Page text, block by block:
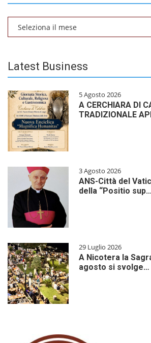
Latest Business
5 Agosto 2026
A CERCHIARA DI
TRADIZIONALE
3 Agosto 2026
ANS-Città del
della “Positio sup…
29 Luglio 2026
A Nicotera la
agosto si svolge…